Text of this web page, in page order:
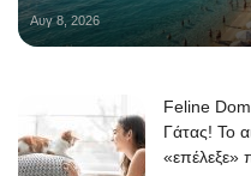
Αυγ 8, 2026
Feline
Γάτας! Το
«επέλεξε»